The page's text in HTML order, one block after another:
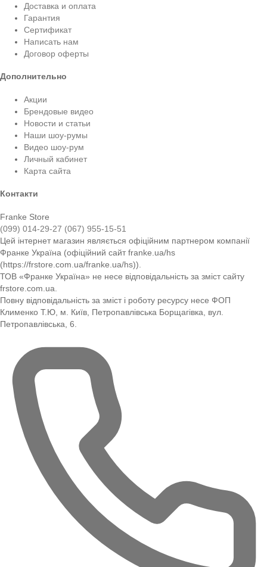
Доставка и оплата
Гарантия
Сертификат
Написать нам
Договор оферты
Дополнительно
Акции
Брендовые видео
Новости и статьи
Наши шоу-румы
Видео шоу-рум
Личный кабинет
Карта сайта
Контакти
Franke Store
(099) 014-29-27 (067) 955-15-51
Цей інтернет магазин являється офіційним партнером компанії
Франке Україна (офіційний сайт franke.ua/hs
(https://frstore.com.ua/franke.ua/hs)).
ТОВ «Франке Україна» не несе відповідальність за зміст сайту
frstore.com.ua.
Повну відповідальність за зміст і роботу ресурсу несе ФОП
Клименко Т.Ю, м. Київ, Петропавлівська Борщагівка, вул.
Петропавлівська, 6.